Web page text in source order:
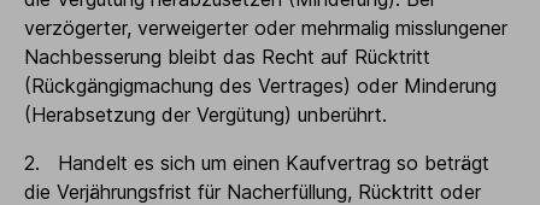
verzögerter, verweigerter oder mehrmalig misslungener
Nachbesserung bleibt das Recht auf Rücktritt
(Rückgängigmachung des Vertrages) oder Minderung
(Herabsetzung der Vergütung) unberührt.
2. Handelt es sich um einen Kaufvertrag so beträgt
die Verjährungsfrist für Nacherfüllung, Rücktritt oder